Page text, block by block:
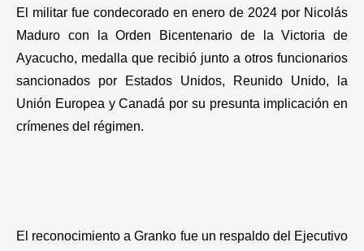
El militar fue condecorado en enero de 2024 por Nicolás
Maduro con la Orden Bicentenario de la Victoria de
Ayacucho, medalla que recibió junto a otros funcionarios
sancionados por Estados Unidos, Reunido Unido, la
Unión Europea y Canadá por su presunta implicación en
crímenes del régimen.
El reconocimiento a Granko fue un respaldo del Ejecutivo